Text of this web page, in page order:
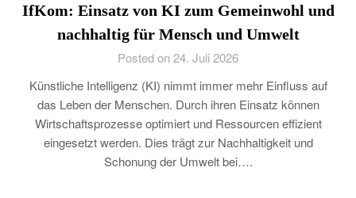
IfKom: Einsatz von KI zum Gemeinwohl und
nachhaltig für Mensch und Umwelt
Posted on 24. Juli 2026
Künstliche Intelligenz (KI) nimmt immer mehr Einfluss auf
das Leben der Menschen. Durch ihren Einsatz können
Wirtschaftsprozesse optimiert und Ressourcen effizient
eingesetzt werden. Dies trägt zur Nachhaltigkeit und
Schonung der Umwelt bei….